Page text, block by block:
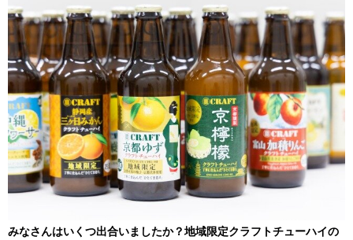
みなさんはいくつ出合いましたか？地域限定クラフトチューハイの